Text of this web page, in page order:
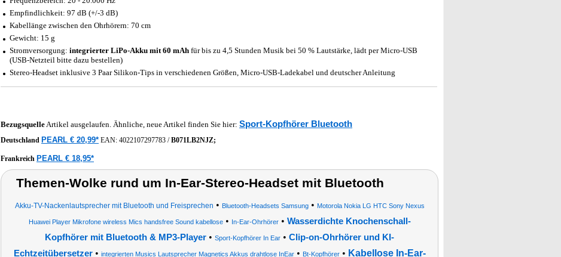
Empfindlichkeit: 97 dB (+/-3 dB)
Kabellänge zwischen den Ohrhörern: 70 cm
Gewicht: 15 g
Stromversorgung: integrierter LiPo-Akku mit 60 mAh für bis zu 4,5 Stunden Musik bei 50 % Lautstärke, lädt per Micro-USB
(USB-Netzteil bitte dazu bestellen)
Stereo-Headset inklusive 3 Paar Silikon-Tips in verschiedenen Größen, Micro-USB-Ladekabel und deutscher Anleitung
BezugsquelleArtikel ausgelaufen. Ähnliche, neue Artikel finden Sie hier: Sport-Kopfhörer Bluetooth
Deutschland PEARL € 20,99* EAN: 4022107297783 /B071LB2NJZ;
Frankreich PEARL € 18,95*
Themen-Wolke rund um In-Ear-Stereo-Headset mit Bluetooth
Akku-TV-Nackenlautsprecher mit Bluetooth und Freisprechen • Bluetooth-Headsets Samsung• Motorola Nokia LG HTC Sony Nexus
Huawei Player Mikrofone wireless Mics handsfree Sound kabellose• In-Ear-Ohrhörer• Wasserdichte Knochenschall-
Kopfhörer mit Bluetooth & MP3-Player • Sport-Kopfhörer In Ear • Clip-on-Ohrhörer und KI-
Echtzeitübersetzer• integrierten Musics Lautsprecher Magnetics Akkus drahtlose InEar• Bt-Kopfhörer• Kabellose In-Ear-